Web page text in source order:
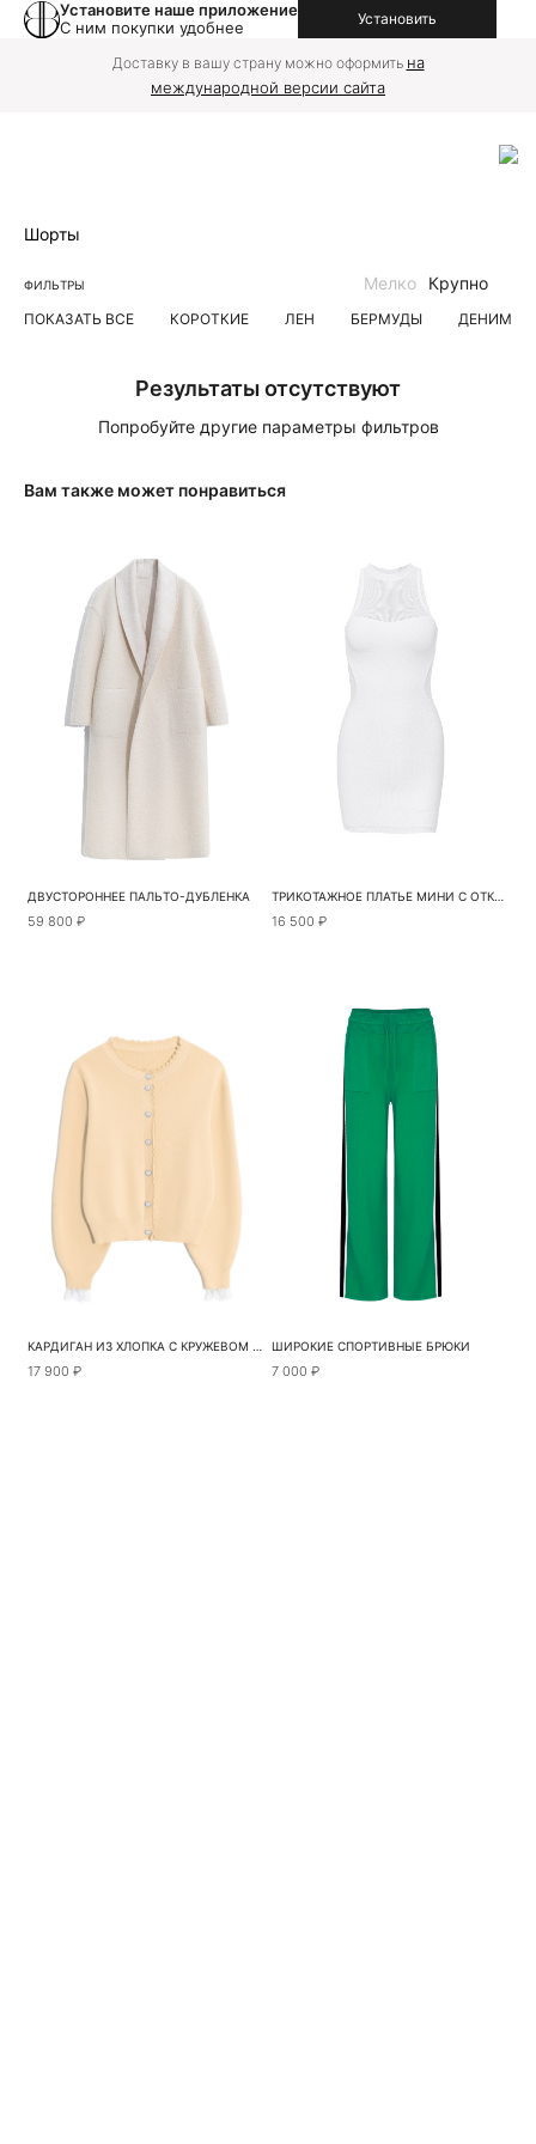
Установите наше приложение
С ним покупки удобнее
Установить
Доставку в вашу страну можно оформить на
международной версии сайта
Шорты
ФИЛЬТРЫ
ПОКАЗАТЬ ВСЕ КОРОТКИЕ ЛЕН БЕРМУДЫ ДЕНИМ
Мелко Крупно
Результаты отсутствуют
Попробуйте другие параметры фильтров
Вам также может понравиться
ДВУСТОРОННЕЕ ПАЛЬТО-ДУБЛЕНКА
59 800 ₽
ТРИКОТАЖНОЕ ПЛАТЬЕ МИНИ С ОТКРЫТЫМИ ПЛЕЧАМИ
16 500 ₽
КАРДИГАН ИЗ ХЛОПКА С КРУЖЕВОМ И РЮШАМИ
17 900 ₽
ШИРОКИЕ СПОРТИВНЫЕ БРЮКИ
7 000 ₽